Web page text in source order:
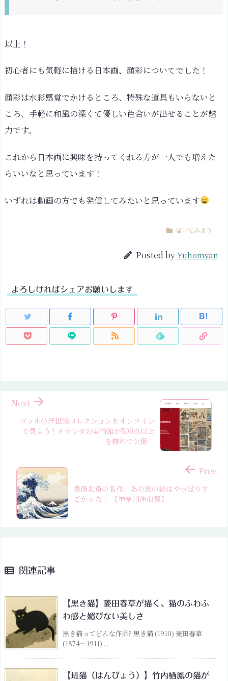
以上！
初心者にも気軽に描ける日本画、顔彩についてでした！
顔彩は水彩感覚でかけるところ、特殊な道具もいらないと
ころ、手軽に和風の深くて優しい色合いが出せることが魅
力です。
これから日本画に興味を持ってくれる方が一人でも増えた
らいいなと思っています！
いずれは動画の方でも発信してみたいと思っています
描いてみよう
Posted byYuhomyan
よろしければシェアお願いします
B!
ゴッホの浮世絵コレクションをオンライン
で見よう！オランダの美術館が500点以上
を無料で公開！
Next
葛飾北斎の名作、あの波の絵はやっぱりす
ごかった！ 【神奈川沖浪裏】
Prev
関連記事
【黒き猫】菱田春草が描く、猫のふわふ
わ感と媚びない美しさ
黒き猫ってどんな作品? 黒き猫 (1910) 菱田春草
(1874〜1911) ...
【班猫（はんびょう）】竹内栖鳳の猫が